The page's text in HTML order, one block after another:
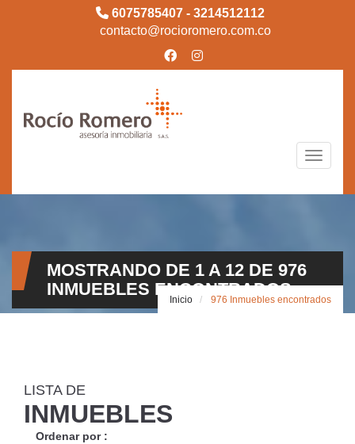
6075785407 - 3214512112
contacto@rocioromero.com.co
Toggle
MOSTRANDO DE 1 A 12 DE 976
INMUEBLES ENCONTRADOS
Inicio 976 Inmuebles encontrados
LISTA DE
INMUEBLES
Ordenar por :